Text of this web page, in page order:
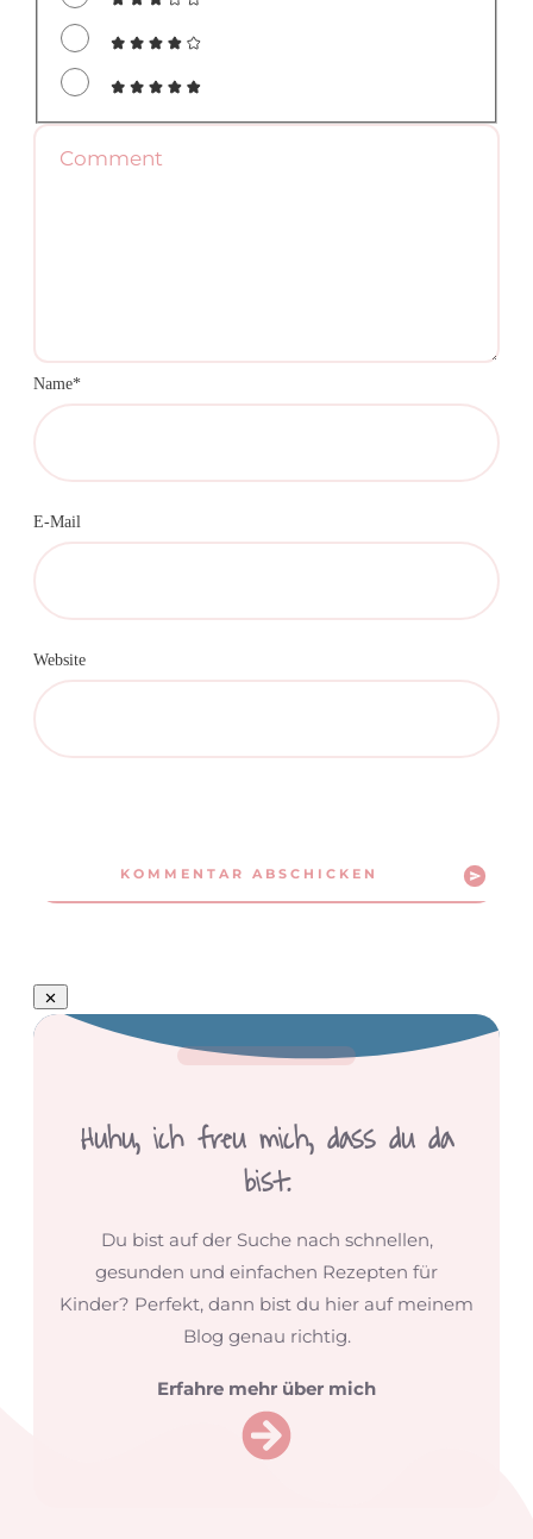
Name*
E-Mail
Website
KOMMENTAR ABSCHICKEN
Huhu,ich freu mich, dass du da
bist.
Du bist auf der Suche nach schnellen,
gesunden und einfachen Rezepten für
Kinder? Perfekt, dann bist du hier auf meinem
Blog genau richtig.
Erfahre mehr über mich